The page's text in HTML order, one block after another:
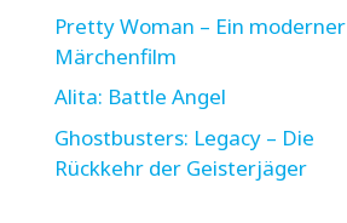
Pretty Woman – Ein moderner
Märchenfilm
Alita: Battle Angel
Ghostbusters: Legacy – Die
Rückkehr der Geisterjäger